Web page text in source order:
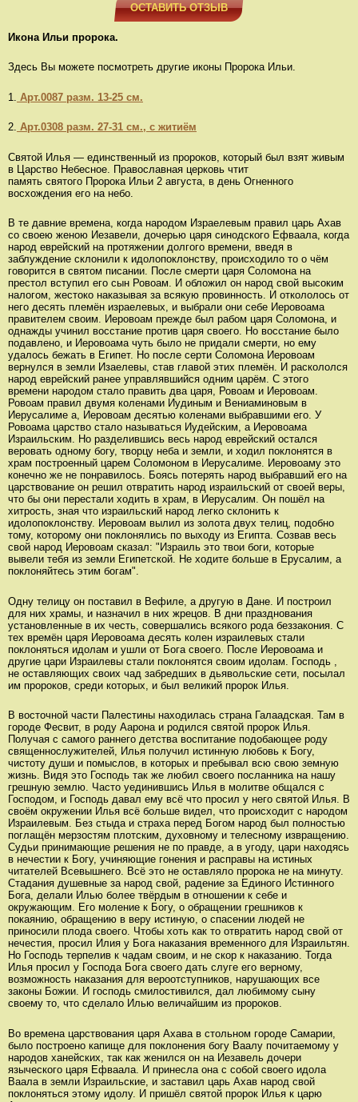
ОСТАВИТЬ ОТЗЫВ
Икона Ильи пророка.
Здесь Вы можете посмотреть другие иконы Пророка Ильи.
1. Арт.0087 разм. 13-25 см.
2. Арт.0308 разм. 27-31 см., с житиём
Святой Илья — единственный из пророков, который был взят живым
в Царство Небесное. Православная церковь чтит
память святого Пророка Ильи 2 августа, в день Огненного
восхождения его на небо.
В те давние времена, когда народом Израелевым правил царь Ахав
со своею женою Иезавели, дочерью царя синодского Ефваала, когда
народ еврейский на протяжении долгого времени, введя в
заблуждение склонили к идолопоклонству, происходило то о чём
говорится в святом писании. После смерти царя Соломона на
престол вступил его сын Ровоам. И обложил он народ свой высоким
налогом, жестоко наказывая за всякую провинность. И откололось от
него десять племён израелевых, и выбрали они себе Иеровоама
правителем своим. Иеровоам прежде был рабом царя Соломона, и
однажды учинил восстание против царя своего. Но восстание было
подавлено, и Иеровоама чуть было не придали смерти, но ему
удалось бежать в Египет. Но после серти Соломона Иеровоам
вернулся в земли Изаелевы, став главой этих племён. И раскололся
народ еврейский ранее управлявшийся одним царём. С этого
времени народом стало править два царя, Ровоам и Иеровоам.
Ровоам правил двумя коленами Иудиным и Вениаминовым в
Иерусалиме а, Иеровоам десятью коленами выбравшими его. У
Ровоама царство стало называться Иудейским, а Иеровоама
Израильским. Но разделившись весь народ еврейский остался
веровать одному богу, творцу неба и земли, и ходил поклонятся в
храм построенный царем Соломоном в Иерусалиме. Иеровоаму это
конечно же не понравилось. Боясь потерять народ выбравший его на
царствование он решил отвратить народ израильский от своей веры,
что бы они перестали ходить в храм, в Иерусалим. Он пошёл на
хитрость, зная что израильский народ легко склонить к
идолопоклонству. Иеровоам вылил из золота двух телиц, подобно
тому, которому они поклонялись по выходу из Египта. Созвав весь
свой народ Иеровоам сказал: "Израиль это твои боги, которые
вывели тебя из земли Египетской. Не ходите больше в Ерусалим, а
поклоняйтесь этим богам".
Одну телицу он поставил в Вефиле, а другую в Дане. И построил
для них храмы, и назначил в них жрецов. В дни празднования
установленные в их честь, совершались всякого рода беззакония. С
тех времён царя Иеровоама десять колен израилевых стали
поклоняться идолам и ушли от Бога своего. После Иеровоама и
другие цари Израилевы стали поклонятся своим идолам. Господь ,
не оставляющих своих чад забредших в дьявольские сети, посылал
им пророков, среди которых, и был великий пророк Илья.
В восточной части Палестины находилась страна Галаадская. Там в
городе Фесвит, в роду Аарона и родился святой пророк Илья.
Получая с самого раннего детства воспитание подобающее роду
священнослужителей, Илья получил истинную любовь к Богу,
чистоту души и помыслов, в которых и пребывал всю свою земную
жизнь. Видя это Господь так же любил своего посланника на нашу
грешную землю. Часто уединившись Илья в молитве общался с
Господом, и Господь давал ему всё что просил у него святой Илья. В
своём окружении Илья всё больше видел, что происходит с народом
Израилевым. Без стыда и страха перед Богом народ был полностью
поглащён мерзостям плотским, духовному и телесному извращению.
Судьи принимающие решения не по правде, а в угоду, цари находясь
в нечестии к Богу, учиняющие гонения и расправы на истиных
читателей Всевышнего. Всё это не оставляло пророка не на минуту.
Стадания душевные за народ свой, радение за Единого Истинного
Бога, делали Илью более твёрдым в отношении к себе и
окружающим. Его моление к Богу, о обращении грешников к
покаянию, обращению в веру истиную, о спасении людей не
приносили плода своего. Чтобы хоть как то отвратить народ свой от
нечестия, просил Илия у Бога наказания временного для Израильтян.
Но Господь терпелив к чадам своим, и не скор к наказанию. Тогда
Илья просил у Господа Бога своего дать слуге его верному,
возможность наказания для вероотступников, нарушающих все
законы Божии. И господь смилостивился, дал любимому сыну
своему то, что сделало Илью величайшим из пророков.
Во времена царствования царя Ахава в стольном городе Самарии,
было построено капище для поклонения богу Ваалу почитаемому у
народов ханейских, так как женился он на Иезавель дочери
языческого царя Ефваала. И принесла она с собой своего идола
Ваала в земли Израильские, и заставил царь Ахав народ свой
поклоняться этому идолу. И пришёл святой пророк Илья к царю